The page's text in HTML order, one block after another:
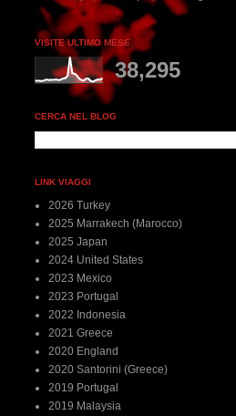
VISITE ULTIMO MESE
38,295
CERCA NEL BLOG
LINK VIAGGI
2026 Turkey
2025 Marrakech (Marocco)
2025 Japan
2024 United States
2023 Mexico
2023 Portugal
2022 Indonesia
2021 Greece
2020 England
2020 Santorini (Greece)
2019 Portugal
2019 Malaysia